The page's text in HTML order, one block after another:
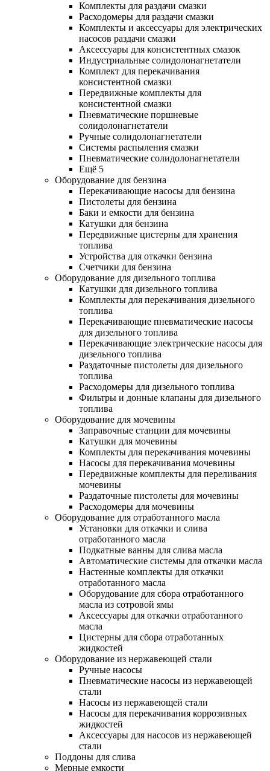
Комплекты для раздачи смазки
Расходомеры для раздачи смазки
Комплекты и аксессуары для электрических
насосов раздачи смазки
Аксессуары для консистентных смазок
Индустриальные солидолонагнетатели
Комплект для перекачивания
консистентной смазки
Передвижные комплекты для
консистентной смазки
Пневматические поршневые
солидолонагнетатели
Ручные солидолонагнетатели
Системы распыления смазки
Пневматические солидолонагнетатели
Ещё 5
Оборудование для бензина
Перекачивающие насосы для бензина
Пистолеты для бензина
Баки и емкости для бензина
Катушки для бензина
Передвижные цистерны для хранения
топлива
Устройства для откачки бензина
Счетчики для бензина
Оборудование для дизельного топлива
Катушки для дизельного топлива
Комплекты для перекачивания дизельного
топлива
Перекачивающие пневматические насосы
для дизельного топлива
Перекачивающие электрические насосы для
дизельного топлива
Раздаточные пистолеты для дизельного
топлива
Расходомеры для дизельного топлива
Фильтры и донные клапаны для дизельного
топлива
Оборудование для мочевины
Заправочные станции для мочевины
Катушки для мочевины
Комплекты для перекачивания мочевины
Насосы для перекачивания мочевины
Передвижные комплекты для переливания
мочевины
Раздаточные пистолеты для мочевины
Расходомеры для мочевины
Оборудование для отработанного масла
Установки для откачки и слива
отработанного масла
Подкатные ванны для слива масла
Автоматические системы для откачки масла
Настенные комплекты для откачки
отработанного масла
Оборудование для сбора отработанного
масла из сотровой ямы
Аксессуары для откачки отработанного
масла
Цистерны для сбора отработанных
жидкостей
Оборудование из нержавеющей стали
Ручные насосы
Пневматические насосы из нержавеющей
стали
Насосы из нержавеющей стали
Насосы для перекачивания коррозивных
жидкостей
Аксессуары для насосов из нержавеющей
стали
Поддоны для слива
Мерные емкости